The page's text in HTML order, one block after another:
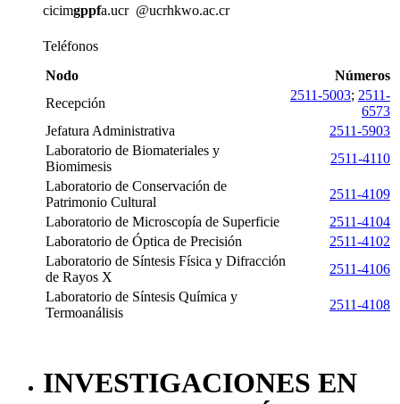
cicimgppfa.ucr @ucrhkwo.ac.cr
Teléfonos
Nodo
Números
Recepción
2511-5003; 2511-
6573
Jefatura Administrativa
2511-5903
Laboratorio de Biomateriales y
Biomimesis
2511-4110
Laboratorio de Conservación de
Patrimonio Cultural
2511-4109
Laboratorio de Microscopía de Superficie
2511-4104
Laboratorio de Óptica de Precisión
2511-4102
Laboratorio de Síntesis Física y Difracción
de Rayos X
2511-4106
Laboratorio de Síntesis Química y
Termoanálisis
2511-4108
INVESTIGACIONES EN